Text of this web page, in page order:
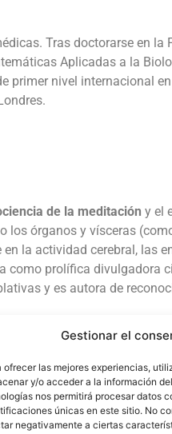
Gestionar el
ofrecer las mejores experiencias,
y/o acceder a la información
nos permitirá procesar datos
únicas en este sitio. No
negativamente a ciertas
Tras doctorarse en la
Aplicadas a la
primer nivel internacional
.
de la meditación y el
los órganos y vísceras
la actividad cerebral, las
como prolífica divulgadora
y es autora de
Para
Aviso